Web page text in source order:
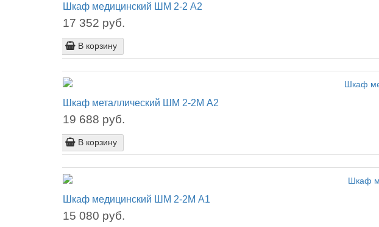
Шкаф медицинский ШМ 2-2 А2
17 352 руб.
В корзину
Шкаф металлический ШМ 2-2М А2
19 688 руб.
В корзину
Шкаф медицинский ШМ 2-2М А1
15 080 руб.